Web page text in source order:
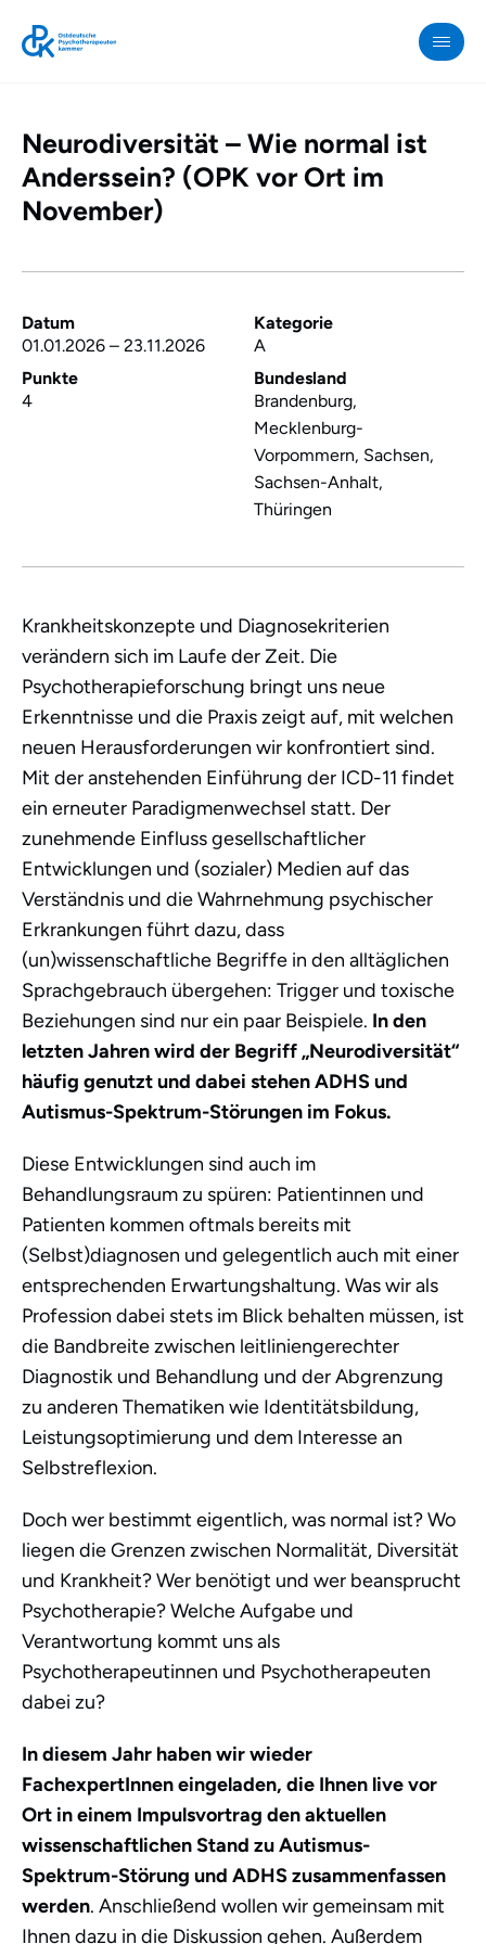
OPK
Neurodiversität
Anderssein?
(OPK
vor
Neurodiversität – Wie normal ist
Anderssein? (OPK vor Ort im
November)
Datum
01.01.2026 – 23.11.2026
Kategorie
A
Punkte
4
Bundesland
Brandenburg,
Mecklenburg-
Vorpommern, Sachsen,
Sachsen-Anhalt,
Thüringen
Krankheitskonzepte und Diagnosekriterien
verändern sich im Laufe der Zeit. Die
Psychotherapieforschung bringt uns neue
Erkenntnisse und die Praxis zeigt auf, mit welchen
neuen Herausforderungen wir konfrontiert sind.
Mit der anstehenden Einführung der ICD-11 findet
ein erneuter Paradigmenwechsel statt. Der
zunehmende Einfluss gesellschaftlicher
Entwicklungen und (sozialer) Medien auf das
Verständnis und die Wahrnehmung psychischer
Erkrankungen führt dazu, dass
(un)wissenschaftliche Begriffe in den alltäglichen
Sprachgebrauch übergehen: Trigger und toxische
Beziehungen sind nur ein paar Beispiele. In den
letzten Jahren wird der Begriff „Neurodiversität“
häufig genutzt und dabei stehen ADHS und
Autismus-Spektrum-Störungen im Fokus.
Diese Entwicklungen sind auch im
Behandlungsraum zu spüren: Patientinnen und
Patienten kommen oftmals bereits mit
(Selbst)diagnosen und gelegentlich auch mit einer
entsprechenden Erwartungshaltung. Was wir als
Profession dabei stets im Blick behalten müssen, ist
die Bandbreite zwischen leitliniengerechter
Diagnostik und Behandlung und der Abgrenzung
zu anderen Thematiken wie Identitätsbildung,
Leistungsoptimierung und dem Interesse an
Selbstreflexion.
Doch wer bestimmt eigentlich, was normal ist? Wo
liegen die Grenzen zwischen Normalität, Diversität
und Krankheit? Wer benötigt und wer beansprucht
Psychotherapie? Welche Aufgabe und
Verantwortung kommt uns als
Psychotherapeutinnen und Psychotherapeuten
dabei zu?
In diesem Jahr haben wir wieder
FachexpertInnen eingeladen, die Ihnen live vor
Ort in einem Impulsvortrag den aktuellen
wissenschaftlichen Stand zu Autismus-
Spektrum-Störung und ADHS zusammenfassen
werden. Anschließend wollen wir gemeinsam mit
Ihnen dazu in die Diskussion gehen. Außerdem